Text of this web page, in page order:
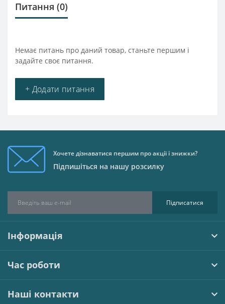
Питання (0)
Немає питань про даний товар, станьте першим і
задайте своє питання.
+ Додати питання
Хочете дізнаватися першим про акції і знижки?
Підпишіться на нашу розсилку
Підписатися
Інформація
Час роботи
Наші контакти